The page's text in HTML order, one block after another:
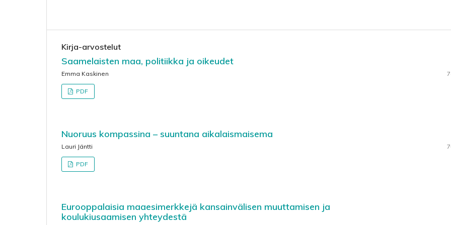
Kirja-arvostelut
Saamelaisten maa, politiikka ja oikeudet
Emma Kaskinen
PDF
Nuoruus kompassina – suuntana aikalaismaisema
Lauri Jäntti
PDF
Eurooppalaisia maaesimerkkejä kansainvälisen muuttamisen ja
koulukiusaamisen yhteydestä